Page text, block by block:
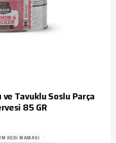
Tavuklu Soslu Parça
85 GR
KEDI MAMASI